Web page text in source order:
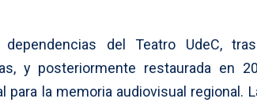
del Teatro UdeC,
y posteriormente restaurada en
la memoria audiovisual regional.